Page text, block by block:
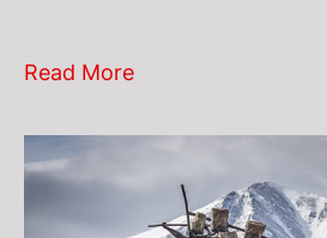
Read More